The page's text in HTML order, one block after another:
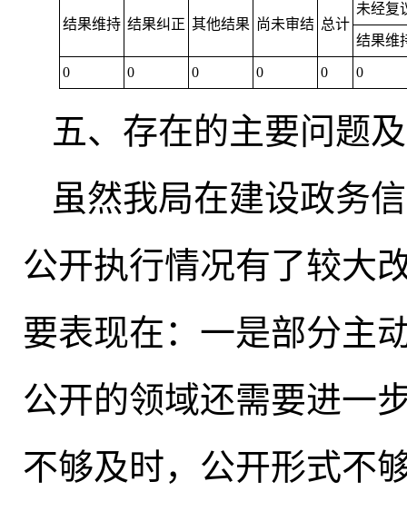
结果维持 结果纠正 其他结果 尚未审结 总计
未经复
结果维
0 0 0 0 0 0
五、存在的主要问题
虽然我局在建设政务
公开执行情况有了较大
要表现在：一是部分主
公开的领域还需要进一
不够及时，公开形式不